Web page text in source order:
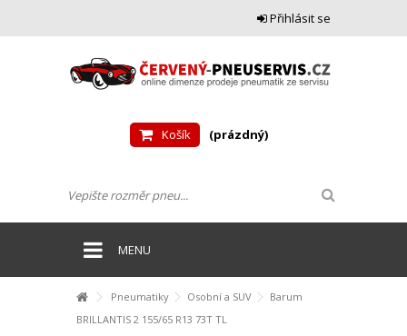
Přihlásit se
Košík (prázdný)
MENU
Pneumatiky Osobní a SUV
Barum
BRILLANTIS 2 155/65 R13 73T TL